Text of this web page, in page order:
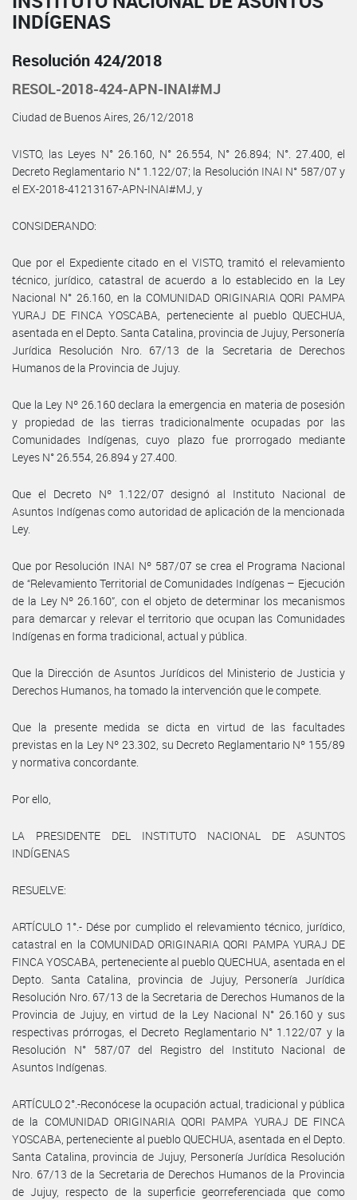
INDÍGENAS
Resolución 424/2018
RESOL-2018-424-APN-INAI#MJ
Ciudad de Buenos Aires, 26/12/2018
VISTO, las Leyes N° 26.160, N° 26.554, N° 26.894; N°. 27.400, el
Decreto Reglamentario N° 1.122/07; la Resolución INAI N° 587/07 y
el EX-2018-41213167-APN-INAI#MJ, y
CONSIDERANDO:
Que por el Expediente citado en el VISTO, tramitó el relevamiento
técnico, jurídico, catastral de acuerdo a lo establecido en la Ley
Nacional N° 26.160, en la COMUNIDAD ORIGINARIA QORI PAMPA
YURAJ DE FINCA YOSCABA, perteneciente al pueblo QUECHUA,
asentada en el Depto. Santa Catalina, provincia de Jujuy, Personería
Jurídica Resolución Nro. 67/13 de la Secretaria de Derechos
Humanos de la Provincia de Jujuy.
Que la Ley Nº 26.160 declara la emergencia en materia de posesión
y propiedad de las tierras tradicionalmente ocupadas por las
Comunidades Indígenas, cuyo plazo fue prorrogado mediante
Leyes N° 26.554, 26.894 y 27.400.
Que el Decreto Nº 1.122/07 designó al Instituto Nacional de
Asuntos Indígenas como autoridad de aplicación de la mencionada
Ley.
Que por Resolución INAI Nº 587/07 se crea el Programa Nacional
de “Relevamiento Territorial de Comunidades Indígenas – Ejecución
de la Ley Nº 26.160”, con el objeto de determinar los mecanismos
para demarcar y relevar el territorio que ocupan las Comunidades
Indígenas en forma tradicional, actual y pública.
Que la Dirección de Asuntos Jurídicos del Ministerio de Justicia y
Derechos Humanos, ha tomado la intervención que le compete.
Que la presente medida se dicta en virtud de las facultades
previstas en la Ley Nº 23.302, su Decreto Reglamentario Nº 155/89
y normativa concordante.
Por ello,
LA PRESIDENTE DEL INSTITUTO NACIONAL DE ASUNTOS
INDÍGENAS
RESUELVE:
ARTÍCULO 1°.- Dése por cumplido el relevamiento técnico, jurídico,
catastral en la COMUNIDAD ORIGINARIA QORI PAMPA YURAJ DE
FINCA YOSCABA, perteneciente al pueblo QUECHUA, asentada en el
Depto. Santa Catalina, provincia de Jujuy, Personería Jurídica
Resolución Nro. 67/13 de la Secretaria de Derechos Humanos de la
Provincia de Jujuy, en virtud de la Ley Nacional N° 26.160 y sus
respectivas prórrogas, el Decreto Reglamentario N° 1.122/07 y la
Resolución N° 587/07 del Registro del Instituto Nacional de
Asuntos Indígenas.
ARTÍCULO 2°.-Reconócese la ocupación actual, tradicional y pública
de la COMUNIDAD ORIGINARIA QORI PAMPA YURAJ DE FINCA
YOSCABA, perteneciente al pueblo QUECHUA, asentada en el Depto.
Santa Catalina, provincia de Jujuy, Personería Jurídica Resolución
Nro. 67/13 de la Secretaria de Derechos Humanos de la Provincia
de Jujuy, respecto de la superficie georreferenciada que como